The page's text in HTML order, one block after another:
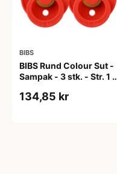
BIBS
BIBS Rund Colour Sut -
Sampak - 3 stk. - Str. 1 -
134,85 kr